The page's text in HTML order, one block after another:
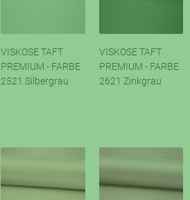
VISKOSE TAFT
PREMIUM - FARBE
2521 Silbergrau
VISKOSE TAFT
PREMIUM - FARBE
2621 Zinkgrau